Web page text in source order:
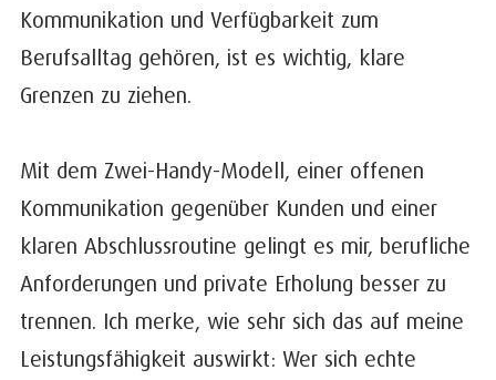
Kommunikation und Verfügbarkeit zum
Berufsalltag gehören, ist es wichtig, klare
Grenzen zu ziehen.
Mit dem Zwei-Handy-Modell, einer offenen
Kommunikation gegenüber Kunden und einer
klaren Abschlussroutine gelingt es mir, berufliche
Anforderungen und private Erholung besser zu
trennen. Ich merke, wie sehr sich das auf meine
Leistungsfähigkeit auswirkt: Wer sich echte